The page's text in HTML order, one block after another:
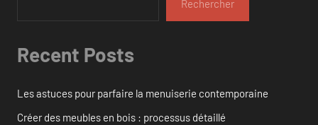
Rechercher
Recent Posts
Les astuces pour parfaire la menuiserie contemporaine
Créer des meubles en bois : processus détaillé